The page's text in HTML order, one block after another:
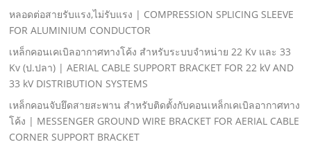
หลอดต่อสายรับแรง,ไม่รับแรง | COMPRESSION SPLICING SLEEVE
FOR ALUMINIUM CONDUCTOR
เหล็กคอนเคเบิลอากาศทางโค้ง สําหรับระบบจําหน่าย 22 Kv และ 33
Kv (ป.ปลา) | AERIAL CABLE SUPPORT BRACKET FOR 22 kV AND
33 kV DISTRIBUTION SYSTEMS
เหล็กคอนจับยึดสายสะพาน สําหรับติดตั้งกับคอนเหล็กเคเบิลอากาศทาง
โค้ง | MESSENGER GROUND WIRE BRACKET FOR AERIAL CABLE
CORNER SUPPORT BRACKET